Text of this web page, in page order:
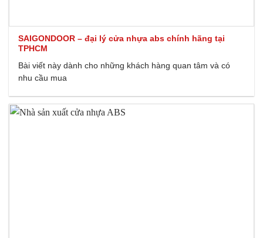
SAIGONDOOR – đại lý cửa nhựa abs chính hãng tại
TPHCM
Bài viết này dành cho những khách hàng quan tâm và có
nhu cầu mua